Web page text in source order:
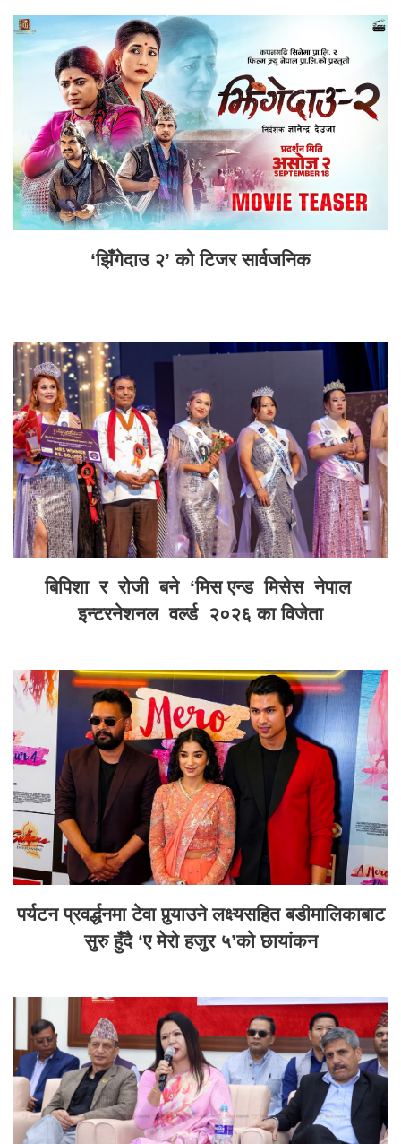
‘झिँगेदाउ २’ को टिजर सार्वजनिक
बिपिशा र रोजी बने ‘मिस एन्ड मिसेस नेपाल
इन्टरनेशनल वर्ल्ड २०२६ का विजेता
पर्यटन प्रवर्द्धनमा टेवा पुर्‍याउने लक्ष्यसहित बडीमालिकाबाट
सुरु हुँदै ‘ए मेरो हजुर ५’को छायांकन